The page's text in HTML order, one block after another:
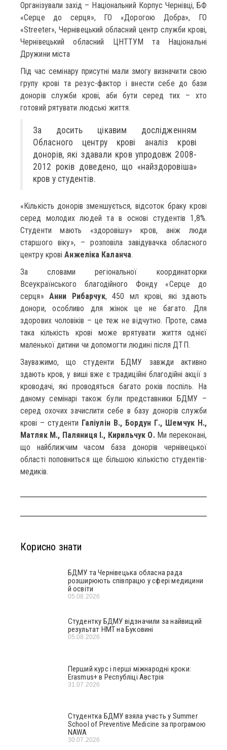
Організували захід – Національний Корпус Чернівці, БФ
«Серце до серця», ГО «Дорогою Добра», ГО
«Streeter», Чернівецький обласний центр служби крові,
Чернівецький обласний ЦНТТУМ та Національні
Дружини міста
Під час семінару присутні мали змогу визначити свою
групу крові та резус-фактор і внести себе до бази
донорів служби крові, аби бути серед тих – хто
готовий рятувати людські життя.
За досить цікавим дослідженням
Обласного центру крові аналіз крові
донорів, які здавали кров упродовж 2008-
2012 років доведено, що «найздоровіша»
кров у студентів.
«Кількість донорів зменшується, відсоток браку крові
серед молодих людей та в основі студентів 1,8%.
Студенти мають «здоровішу» кров, аніж люди
старшого віку», – розповіла завідувачка обласного
центру крові Анжеліка Каланча.
За словами регіональної координаторки
Всеукраїнського благодійного Фонду «Серце до
серця»Анни Рибарчук, 450 мл крові, які здають
донори, особливо для жінок це не багато. Для
здорових чоловіків – це теж не відчутно. Проте, сама
така кількість крові може врятувати життя однієї
маленької дитини чи допомогти людині після ДТП.
Зауважимо, що студенти БДМУ завжди активно
здають кров, у виші вже є традиційні благодійні акції з
кроводачі, які проводяться багато років поспіль. На
даному семінарі також були представники БДМУ –
серед охочих зачислити себе в базу донорів служби
крові – студенти Галіулін В., Бордун Г., Шемчук Н.,
Матляк М., Паляниця І., Кирильчук О.Ми переконані,
що найближчим часом база донорів чернівецької
області поповниться ще більшою кількістю студентів-
медиків.
Корисно знати
БДМУ та Чернівецька обласна рада
розширюють співпрацю у сфері медицини
й освіти
05.08.2026
Студентку БДМУ відзначили за найвищий
результат НМТ на Буковині
05.08.2026
Перший курс і перші міжнародні кроки:
Erasmus+ в Республіці Австрія
31.07.2026
Студентка БДМУ взяла участь у Summer
School of Preventive Medicine за програмою
NAWA
30.07.2026